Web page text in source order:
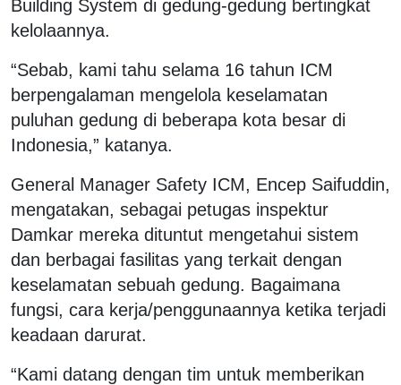
Building System di gedung-gedung bertingkat
kelolaannya.
“Sebab, kami tahu selama 16 tahun ICM
berpengalaman mengelola keselamatan
puluhan gedung di beberapa kota besar di
Indonesia,” katanya.
General Manager Safety ICM, Encep Saifuddin,
mengatakan, sebagai petugas inspektur
Damkar mereka dituntut mengetahui sistem
dan berbagai fasilitas yang terkait dengan
keselamatan sebuah gedung. Bagaimana
fungsi, cara kerja/penggunaannya ketika terjadi
keadaan darurat.
“Kami datang dengan tim untuk memberikan